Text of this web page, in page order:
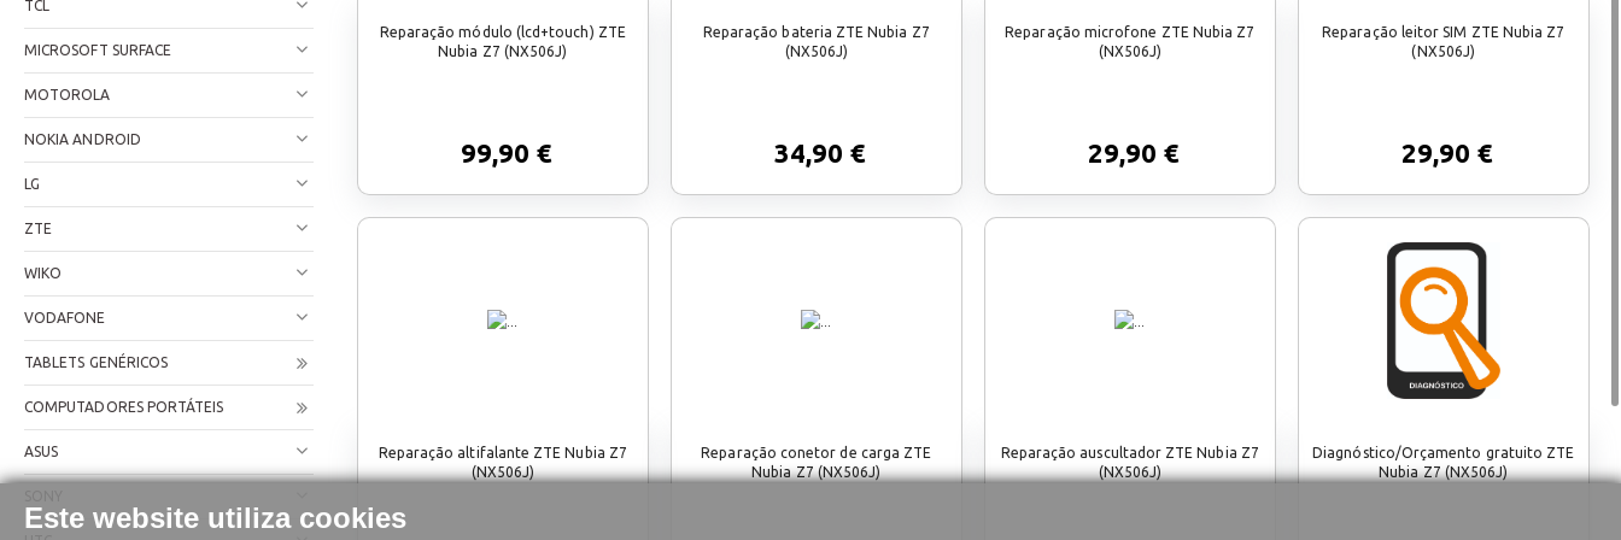
Este website utiliza cookies
TCL
MICROSOFT SURFACE
MOTOROLA
NOKIA ANDROID
LG
ZTE
WIKO
VODAFONE
TABLETS GENÉRICOS
COMPUTADORES PORTÁTEIS
ASUS
Reparação módulo (lcd+touch) ZTE
Nubia Z7 (NX506J)
99,90 €
Reparação bateria ZTE Nubia Z7
(NX506J)
34,90 €
Reparação microfone ZTE Nubia Z7
(NX506J)
29,90 €
Reparação leitor SIM ZTE Nubia Z7
(NX506J)
29,90 €
Reparação altifalante ZTE Nubia Z7
(NX506J)
Reparação conetor de carga ZTE
Nubia Z7 (NX506J)
Reparação auscultador ZTE Nubia Z7
(NX506J)
Diagnóstico/Orçamento gratuito ZTE
Nubia Z7 (NX506J)